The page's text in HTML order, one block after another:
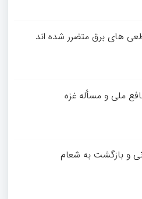
های برق متضرر شده اند
ملی و مسأله غزه
و بازگشت به شعام